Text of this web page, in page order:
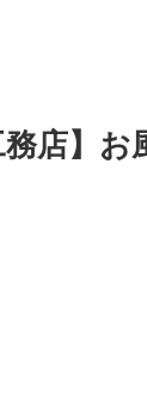
務店】